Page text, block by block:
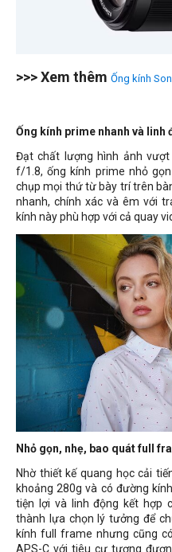
>>> Xem thêm Ống kính
Ống kính prime nhanh và linh
Đạt chất lượng hình ảnh
f/1.8, ống kính prime nhỏ
chụp mọi thứ từ bày trí trên
nhanh, chính xác và êm với
kính này phù hợp với cả quay
Nhỏ gọn, nhẹ, bao quát full
Nhờ thiết kế quang học cải
khoảng 280g và có đường
tiện lợi và linh động kết hợp
thành lựa chọn lý tưởng để
kính full frame nhưng cũng
APS-C với tiêu cự tương